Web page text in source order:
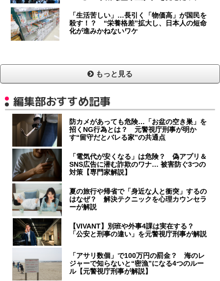
「生活苦しい」…長引く「物価高」が国民を
殺す！？ “栄養格差”拡大し、日本人の短命
化が進みかねないワケ
もっと見る
編集部おすすめ記事
防カメがあっても危険…「お盆の空き巣」を
招くNG行為とは？ 元警視庁刑事が明か
す“留守だとバレる家”の共通点
「電気代が安くなる」は危険？ 偽アプリ＆
SNS広告に潜む詐欺のワナ… 被害防ぐ3つの
対策【専門家解説】
夏の旅行や帰省で「身近な人と衝突」するの
はなぜ？ 解決テクニックを心理カウンセラ
ーが解説
【VIVANT】別班や外事4課は実在する？
「公安と刑事の違い」を元警視庁刑事が解説
「アサリ数個」で100万円の罰金？ 海のレ
ジャーで知らないと“密漁”になる4つのルー
ル【元警視庁刑事が解説】